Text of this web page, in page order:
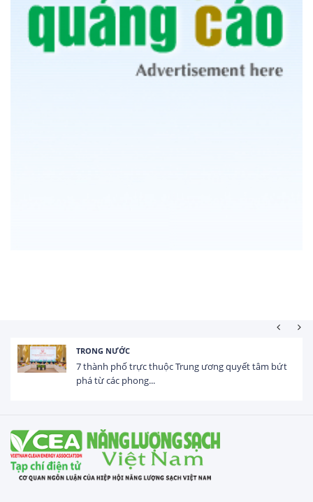
HOẠT ĐỘNG ĐẦU TƯ
Tổng vốn FDI đăng ký vào Việt Nam đạt gần 25 tỷ
USD trong 5 tháng...